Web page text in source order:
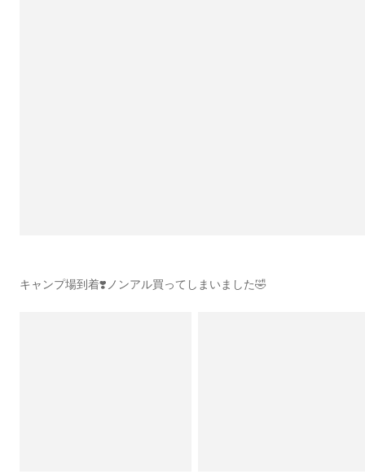
キャンプ場到着❣️ノンアル買ってしまいました🤣